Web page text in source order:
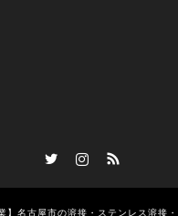
】名古屋市の溶接・ステンレス溶接